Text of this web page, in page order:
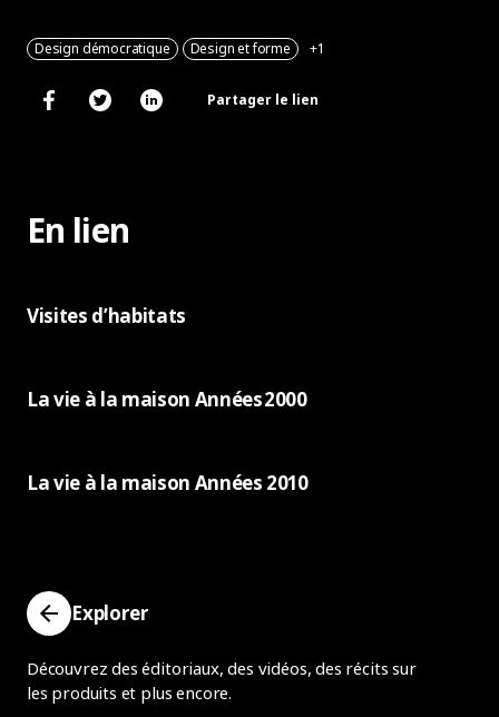
Partager le lien
Design démocratique Design et forme +1
En lien
Visites d’habitats
La vie à la maison Années 2000
La vie à la maison Années 2010
Explorer
Découvrez des éditoriaux, des vidéos, des récits sur
les produits et plus encore.